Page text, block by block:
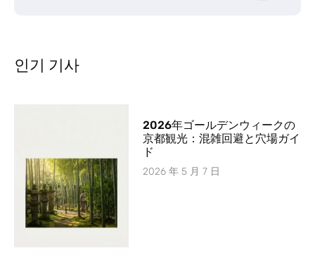
인기 기사
2026年ゴールデンウィークの
京都観光：混雑回避と穴場ガイ
ド
2026 年 5 月 7 日